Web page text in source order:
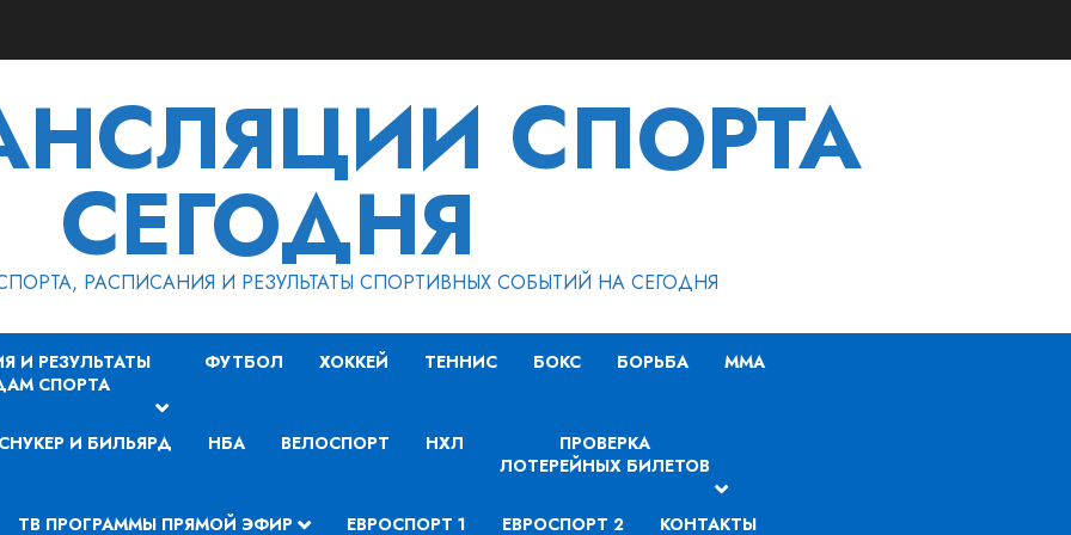
СПОРТА
СЕГОДНЯ
РАСПИСАНИЯ И РЕЗУЛЬТАТЫ СПОРТИВНЫХ СОБЫТИЙ НА СЕГОДНЯ
И РЕЗУЛЬТАТЫ
СПОРТА
ФУТБОЛ ХОККЕЙ ТЕННИС БОКС БОРЬБА MMA
СНУКЕР И БИЛЬЯРД НБА ВЕЛОСПОРТ НХЛ
ПРОВЕРКА
ЛОТЕРЕЙНЫХ БИЛЕТОВ
ТВ ПРОГРАММЫ ПРЯМОЙ ЭФИР ЕВРОСПОРТ 1 ЕВРОСПОРТ 2 КОНТАКТЫ